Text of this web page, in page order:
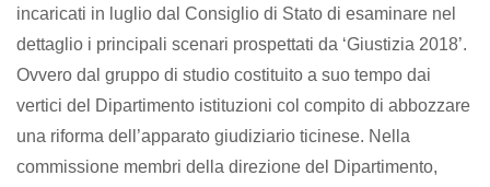
incaricati in luglio dal Consiglio di Stato di esaminare nel
dettaglio i principali scenari prospettati da ‘Giustizia 2018’.
Ovvero dal gruppo di studio costituito a suo tempo dai
vertici del Dipartimento istituzioni col compito di abbozzare
una riforma dell’apparato giudiziario ticinese. Nella
commissione membri della direzione del Dipartimento,